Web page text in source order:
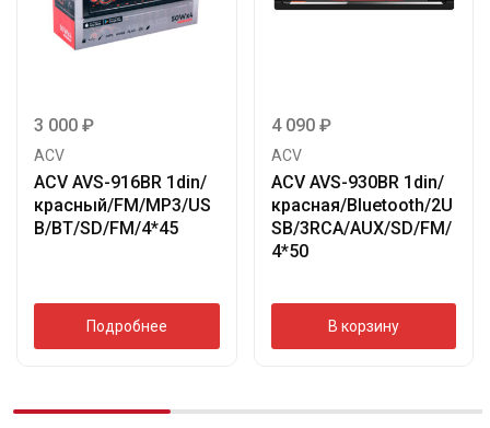
3 000 ₽
ACV
ACV AVS-916BR 1din/
красный/FM/MP3/US
B/BT/SD/FM/4*45
Подробнее
4 090 ₽
ACV
ACV AVS-930BR 1din/
красная/Bluetooth/2U
SB/3RCA/AUX/SD/FM/
4*50
В корзину